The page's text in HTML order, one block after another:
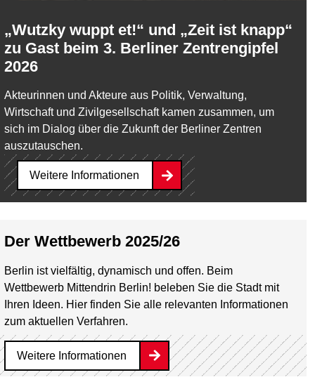
„Wutzky wuppt et!“ und „Zeit ist knapp“
zu Gast beim 3. Berliner Zentrengipfel
2026
Akteurinnen und Akteure aus Politik, Verwaltung,
Wirtschaft und Zivilgesellschaft kamen zusammen, um
sich im Dialog über die Zukunft der Berliner Zentren
auszutauschen.
Weitere Informationen
Der Wettbewerb 2025/26
Berlin ist vielfältig, dynamisch und offen. Beim
Wettbewerb Mittendrin Berlin! beleben Sie die Stadt mit
Ihren Ideen. Hier finden Sie alle relevanten Informationen
zum aktuellen Verfahren.
Weitere Informationen